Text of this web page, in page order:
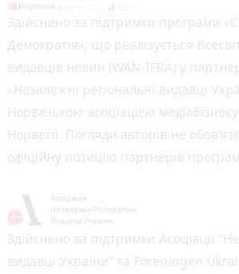
Здійснено за підтримки програми
Демократія», що реалізується
видавців новин (WAN-IFRA) у
«Незалежні регіональні видавці
Норвезькою асоціацією
Норвегії. Погляди авторів не
офіційну позицію партнерів
Здійснено за підтримки Асоціації
видавці України” та Foreningen